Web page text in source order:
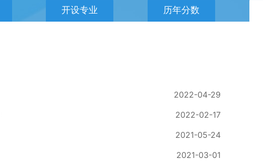
开设专业 历年分数
2022-04-29
2022-02-17
2021-05-24
2021-03-01